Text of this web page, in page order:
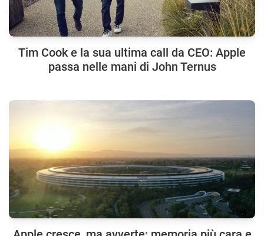
Tim Cook e la sua ultima call da CEO: Apple
passa nelle mani di John Ternus